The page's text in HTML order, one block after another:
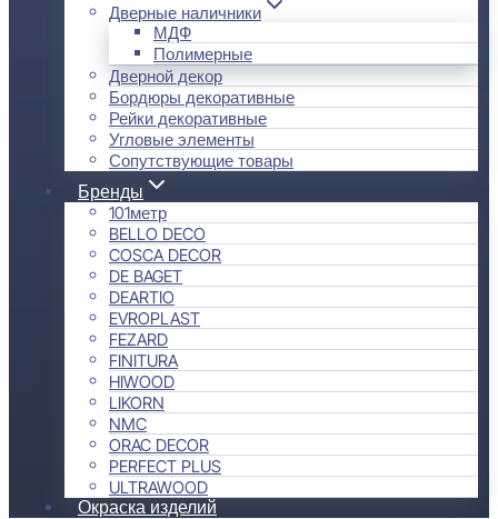
Дверные наличники
МДФ
Полимерные
Дверной декор
Бордюры декоративные
Рейки декоративные
Угловые элементы
Сопутствующие товары
Бренды
101метр
BELLO DECO
COSCA DECOR
DE BAGET
DEARTIO
EVROPLAST
FEZARD
FINITURA
HIWOOD
LIKORN
NMC
ORAC DECOR
PERFECT PLUS
ULTRAWOOD
Окраска изделий